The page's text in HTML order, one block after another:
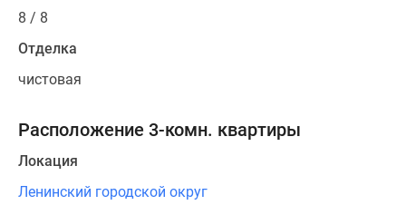
8 / 8
Отделка
чистовая
Расположение 3-комн. квартиры
Локация
Ленинский городской округ